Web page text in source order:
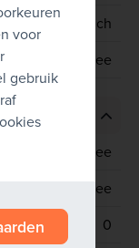
13.3 inch
Nee
Nee
Nee
0
voor
gebruik